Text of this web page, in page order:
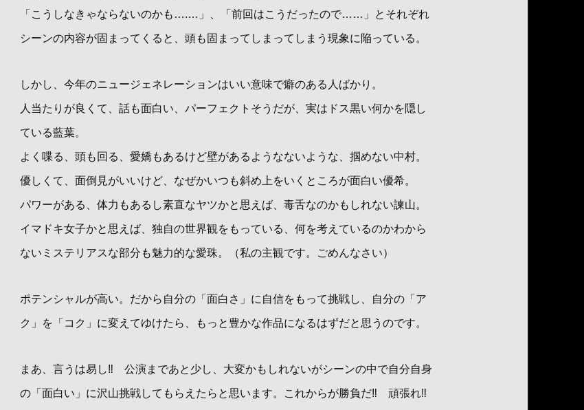
「こうしなきゃならないのかも….…」、「前回はこうだったので……」とそれぞれ
シーンの内容が固まってくると、頭も固まってしまってしまう現象に陥っている。
しかし、今年のニュージェネレーションはいい意味で癖のある人ばかり。
人当たりが良くて、話も面白い、パーフェクトそうだが、実はドス黒い何かを隠し
ている藍葉。
よく喋る、頭も回る、愛嬌もあるけど壁があるようなないような、掴めない中村。
優しくて、面倒見がいいけど、なぜかいつも斜め上をいくところが面白い優希。
パワーがある、体力もあるし素直なヤツかと思えば、毒舌なのかもしれない諫山。
イマドキ女子かと思えば、独自の世界観をもっている、何を考えているのかわから
ないミステリアスな部分も魅力的な愛珠。（私の主観です。ごめんなさい）
ポテンシャルが高い。だから自分の「面白さ」に自信をもって挑戦し、自分の「ア
ク」を「コク」に変えてゆけたら、もっと豊かな作品になるはずだと思うのです。
まあ、言うは易し‼︎ 公演まであと少し、大変かもしれないがシーンの中で自分自身
の「面白い」に沢山挑戦してもらえたらと思います。これからが勝負だ‼︎ 頑張れ‼︎